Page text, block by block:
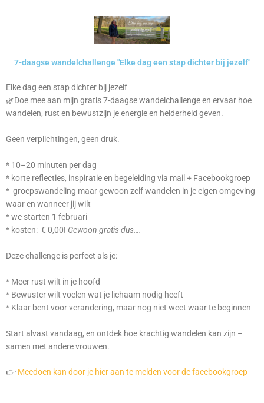
7-daagse wandelchallenge "Elke dag een stap dichter bij jezelf"
Elke dag een stap dichter bij jezelf
🌿Doe mee aan mijn gratis 7-daagse wandelchallenge en ervaar hoe
wandelen, rust en bewustzijn je energie en helderheid geven.
Geen verplichtingen, geen druk.
* 10–20 minuten per dag
* korte reflecties, inspiratie en begeleiding via mail + Facebookgroep
* groepswandeling maar gewoon zelf wandelen in je eigen omgeving
waar en wanneer jij wilt
* we starten 1 februari
* kosten: € 0,00! Gewoon gratis dus….
Deze challenge is perfect als je:
* Meer rust wilt in je hoofd
* Bewuster wilt voelen wat je lichaam nodig heeft
* Klaar bent voor verandering, maar nog niet weet waar te beginnen
Start alvast vandaag, en ontdek hoe krachtig wandelen kan zijn –
samen met andere vrouwen.
👉 Meedoen kan door je hier aan te melden voor de facebookgroep